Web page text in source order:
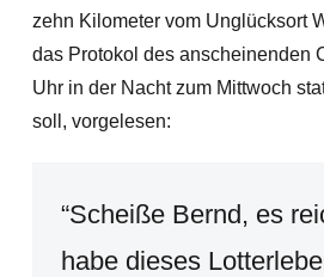
zehn Kilometer vom Unglücksort
das Protokol des anscheinenden
Uhr in der Nacht zum Mittwoch
soll, vorgelesen:
“Scheiße Bernd, es
habe dieses